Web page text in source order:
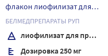
флакон лиофилизат для
раствора для инфузий
БЕЛМЕДПРЕПАРАТЫ РУП
лиофилизат для приготовления раствора для инфузий
Дозировка 250 мг